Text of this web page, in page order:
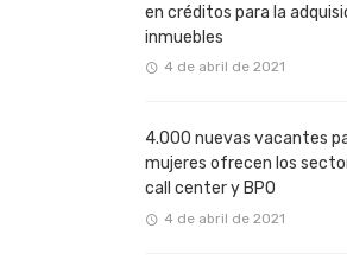
en créditos para la
inmuebles
4 de abril de 2021
4.000 nuevas vacantes
mujeres ofrecen los
call center y BPO
4 de abril de 2021